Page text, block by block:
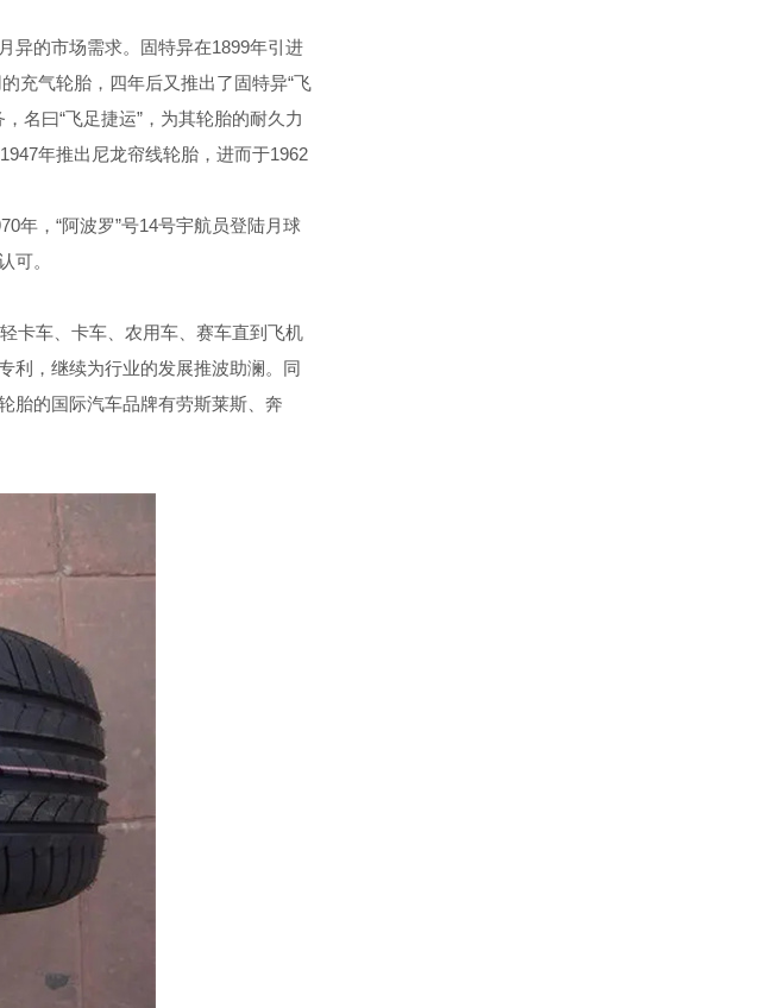
异的市场需求。固特异在1899年引进
充气轮胎，四年后又推出了固特异“飞
名曰“飞足捷运”，为其轮胎的耐久力
年推出尼龙帘线轮胎，进而于1962
年，“阿波罗”号14号宇航员登陆月球
可。
卡车、卡车、农用车、赛车直到飞机
利，继续为行业的发展推波助澜。同
胎的国际汽车品牌有劳斯莱斯、奔